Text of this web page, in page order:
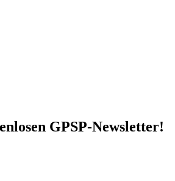
GPSP-Newsletter!